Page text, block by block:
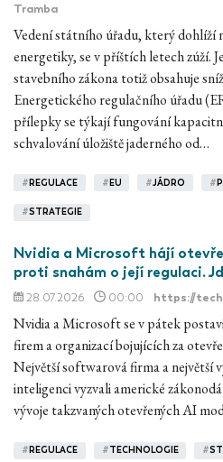
Tramba
Vedení státního úřadu, který dohlíží
energetiky, se v příštích letech zúží.
stavebního zákona totiž obsahuje
Energetického regulačního úřadu
přílepky se týkají fungování
schvalování úložiště jaderného od…
# REGULACE # EU #JÁDRO #
#STRATEGIE
Nvidia a Microsoft hájí
proti snahám o její regulaci.
28.07.2026 00:00 https://
Nvidia a Microsoft se v pátek
firem a organizací bojujících za
Největší softwarová firma a největší
inteligenci vyzvali americké
vývoje takzvaných otevřených AI
# REGULACE #TECHNOLOGIE #